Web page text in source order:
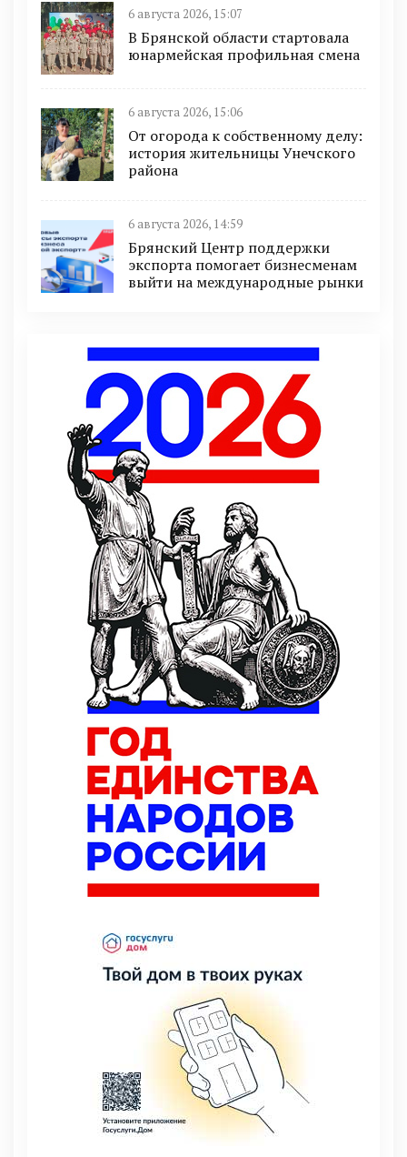
6 августа 2026, 15:07
В Брянской области стартовала
юнармейская профильная смена
6 августа 2026, 15:06
От огорода к собственному делу:
история жительницы Унечского
района
6 августа 2026, 14:59
Брянский Центр поддержки
экспорта помогает бизнесменам
выйти на международные рынки